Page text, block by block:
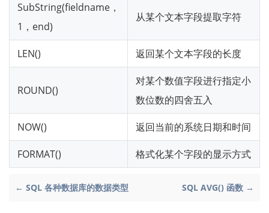
SubString(fieldname，
1，end)
从某个文本字段提取字符
LEN() 返回某个文本字段的长度
ROUND()
对某个数值字段进行指定小
数位数的四舍五入
NOW() 返回当前的系统日期和时间
FORMAT() 格式化某个字段的显示方式
← SQL 各种数据库的数据类型 SQL AVG() 函数 →